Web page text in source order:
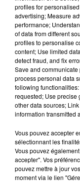
Nice : Éric Ciotti
profiles for
advertising; Measure
performance;
of data from different
profiles to personalise
content; Use limited
detect fraud, and fix
Save and
process personal data
following
requested; Use precise
other data sources;
information transmitted
Vous pouvez accepter
sélectionnant les
Vous pouvez
accepter". Vos
pouvez mettre à jour
moment via le lien